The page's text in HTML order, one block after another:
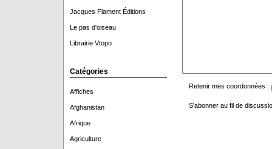
Jacques Flament Éditions
Le pas d'oiseau
Librairie Vtopo
Catégories
Affiches
Afghanistan
Afrique
Agriculture
Retenir mes coordonnées :
S'abonner au fil de